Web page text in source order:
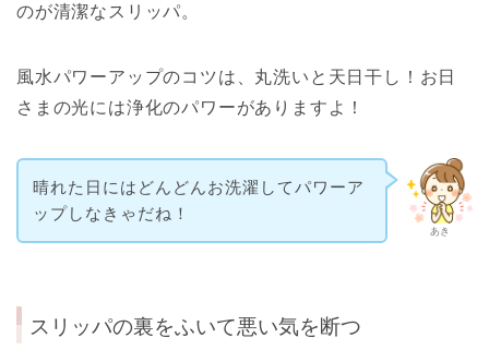
のが清潔なスリッパ。
風水パワーアップのコツは、丸洗いと天日干し！お日
さまの光には浄化のパワーがありますよ！
あき
晴れた日にはどんどんお洗濯してパワーア
ップしなきゃだね！
スリッパの裏をふいて悪い気を断つ